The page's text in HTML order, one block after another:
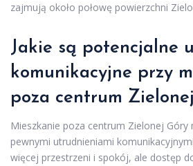
zajmują około połowę powierzchni
Jakie są potencjalne
komunikacyjne przy
poza centrum
Mieszkanie poza centrum Zielonej Góry
pewnymi utrudnieniami
więcej przestrzeni i spokój, ale dostęp